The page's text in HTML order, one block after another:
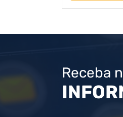
Receba